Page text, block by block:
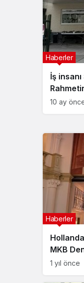
İş
Haberler
10 ay
MKB
Haberler
1 yıl önce